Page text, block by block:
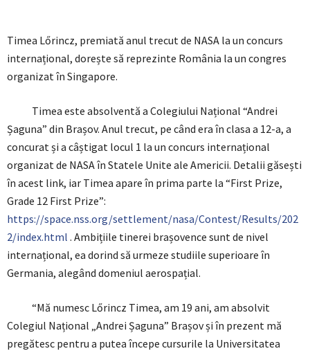
Timea Lőrincz, premiată anul trecut de NASA la un concurs
internațional, dorește să reprezinte România la un congres
organizat în Singapore.
Timea este absolventă a Colegiului Național “Andrei
Șaguna” din Brașov. Anul trecut, pe când era în clasa a 12-a, a
concurat și a câștigat locul 1 la un concurs internațional
organizat de NASA în Statele Unite ale Americii. Detalii găsești
în acest link, iar Timea apare în prima parte la “First Prize,
Grade 12 First Prize”:
https://space.nss.org/settlement/nasa/Contest/Results/202
2/index.html . Ambițiile tinerei brașovence sunt de nivel
internațional, ea dorind să urmeze studiile superioare în
Germania, alegând domeniul aerospațial.
“Mă numesc Lőrincz Timea, am 19 ani, am absolvit
Colegiul Național „Andrei Șaguna” Brașov și în prezent mă
pregătesc pentru a putea începe cursurile la Universitatea